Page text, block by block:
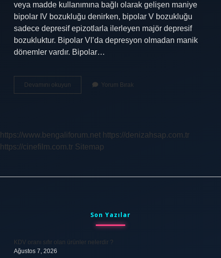
veya madde kullanımına bağlı olarak gelişen maniye
bipolar IV bozukluğu denirken, bipolar V bozukluğu
sadece depresif epizotlarla ilerleyen majör depresif
bozukluktur. Bipolar VI’da depresyon olmadan manik
dönemler vardır. Bipolar…
Devamını okuyun
Tip
Yorum Bırak
https://www.bengaliforum.net https://denizahsap.com.tr
https://cinefilm.com.tr Sitemap
Son Yazılar
KDV oranı sıfır olan ürünler nelerdir ?
Ağustos 7, 2026